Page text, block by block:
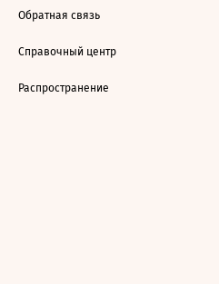
Обратная связь
Справочный центр
Распространение